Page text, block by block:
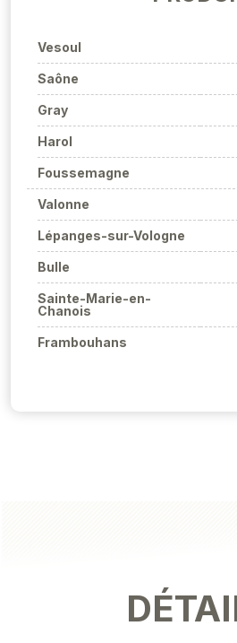
Vesoul
Saône
Gray
Harol
Foussemagne
Valonne
Lépanges-sur-Vologne
Bulle
Sainte-Marie-en-
Chanois
Frambouhans